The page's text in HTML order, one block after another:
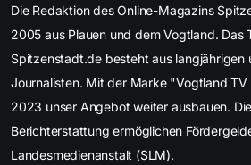
Die Redaktion des Online-Magazins
2005 aus Plauen und dem Vogtland. Das
Spitzenstadt.de besteht aus langjährigen
Journalisten. Mit der Marke "Vogtland
2023 unser Angebot weiter ausbauen.
Berichterstattung ermöglichen
Landesmedienanstalt (SLM).